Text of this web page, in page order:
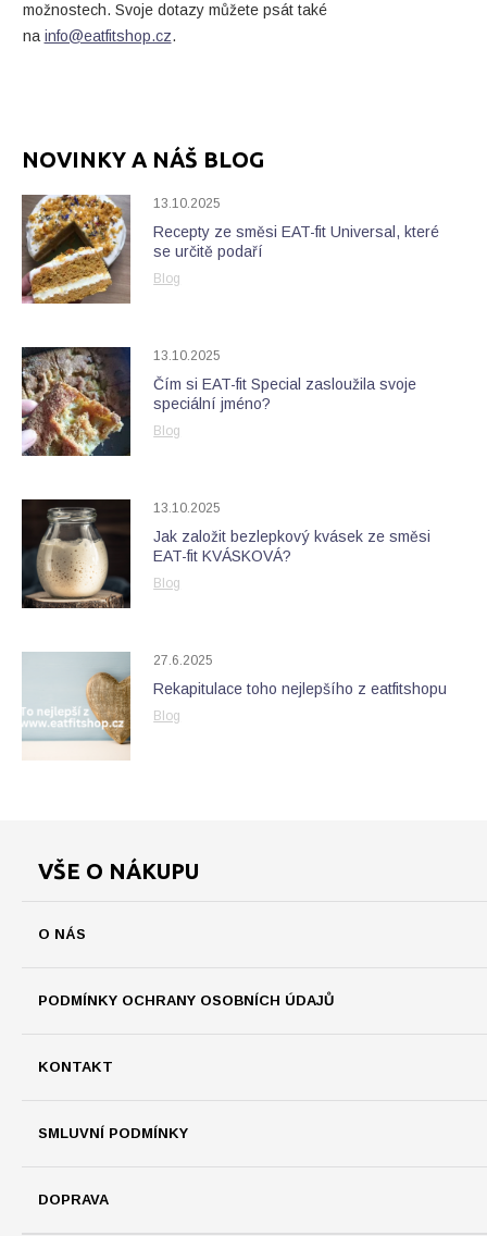
možnostech. Svoje dotazy můžete psát také
na info@eatfitshop.cz.
NOVINKY A NÁŠ BLOG
13.10.2025
Recepty ze směsi EAT-fit Universal, které
se určitě podaří
Blog
13.10.2025
Čím si EAT-fit Special zasloužila svoje
speciální jméno?
Blog
13.10.2025
Jak založit bezlepkový kvásek ze směsi
EAT-fit KVÁSKOVÁ?
Blog
27.6.2025
Rekapitulace toho nejlepšího z eatfitshopu
Blog
VŠE O NÁKUPU
O NÁS
PODMÍNKY OCHRANY OSOBNÍCH ÚDAJŮ
KONTAKT
SMLUVNÍ PODMÍNKY
DOPRAVA